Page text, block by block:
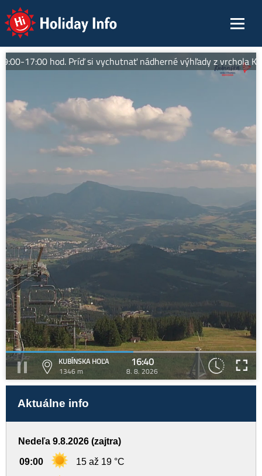
Holiday Info
17:00 hod. Príď si vychutnať nádherné výhľady z vrchola
KUBÍNSKA HOĽA
1346 m
16:40
8. 8. 2026
Aktuálne info
Nedeľa 9.8.2026 (zajtra)
09:00 15 až 19 °C